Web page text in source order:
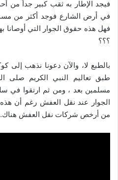
فيجد الإطار به ثقب كبير جداً من
في أرض الشارع فوجد أكثر من
فهل هذه حقوق الجوار التي أوصانا
؟؟؟
بالطبع لا، والآن دعونا نذهب إلى
طبق تعاليم النبي الكريم صلى
مسلمين بعد ، ومن ثم ارتقوا في
الجوار عند نقل العفش رغم أن
من أرخص شركات نقل العفش هناك.